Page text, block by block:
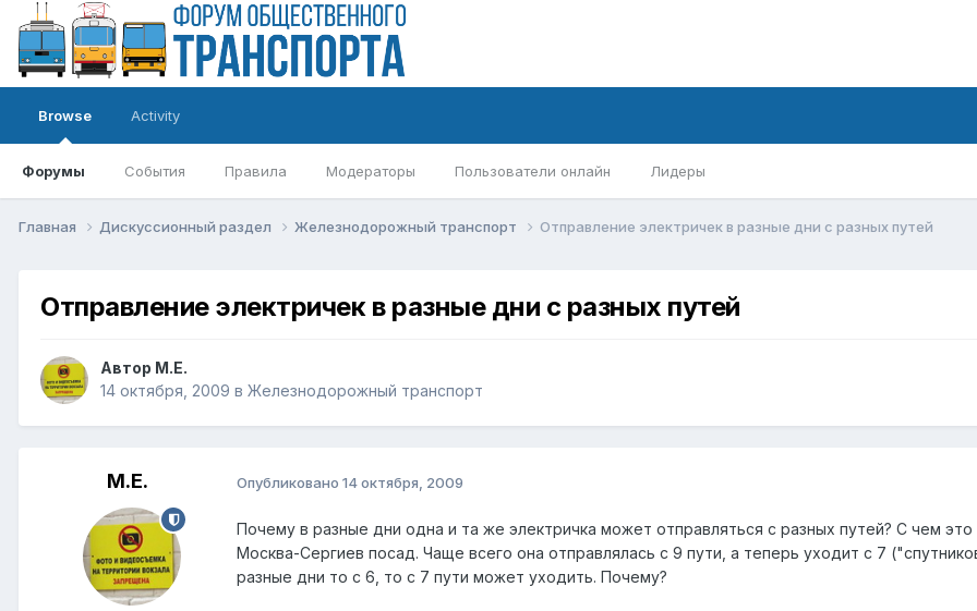
Browse
Форумы События Правила Модераторы Пользователи онлайн Лидеры
Activity
Главная Дискуссионный раздел Железнодорожный транспорт Отправление электричек в разные дни с разных путей
Отправление электричек в разные дни с разных путей
Автор М.Е.
14 октября, 2009 в Железнодорожный транспорт
М.Е. Опубликовано 14 октября, 2009
Почему в разные дни одна и та же электричка может отправляться с разных путей? С чем
Москва-Сергиев посад. Чаще всего она отправлялась с 9 пути, а теперь уходит с 7
разные дни то с 6, то с 7 пути может уходить. Почему?